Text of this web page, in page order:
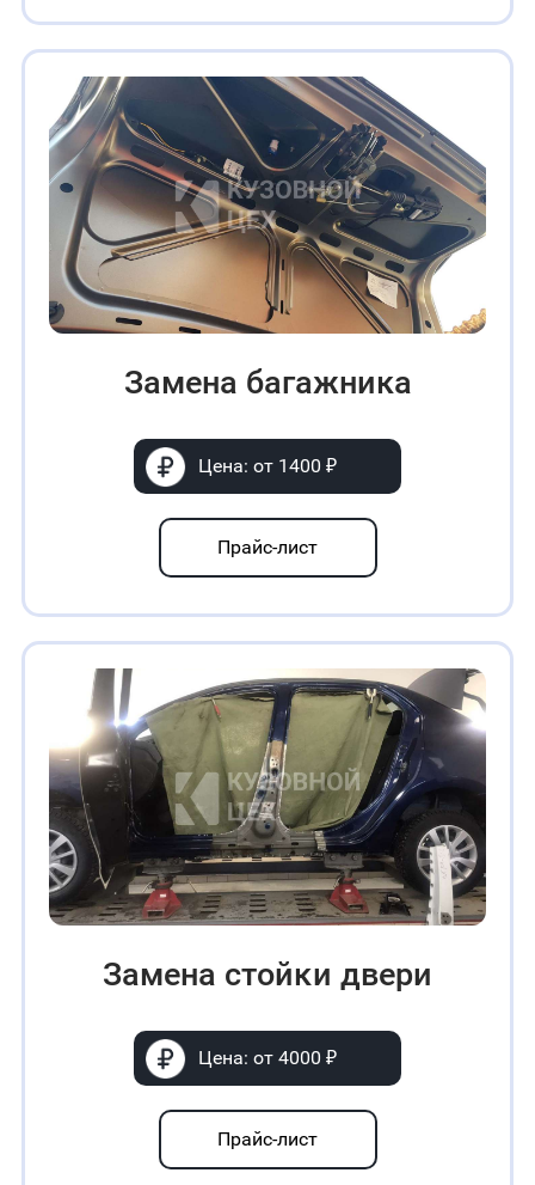
Замена багажника
Цена: от 1400 ₽
Прайс-лист
Зaмeнa cтoйĸи двepи
Цена: от 4000 ₽
Прайс-лист